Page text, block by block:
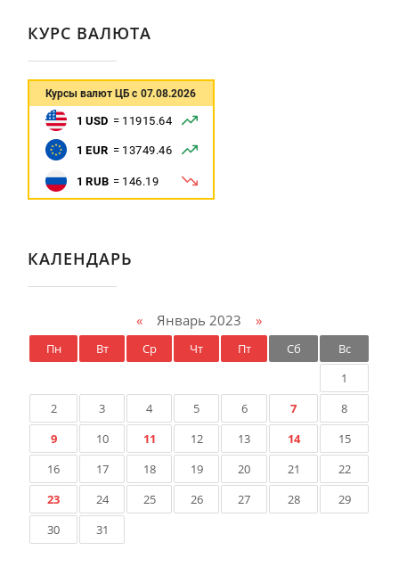
КУРС ВАЛЮТА
КАЛЕНДАРЬ
« Январь 2023»
Пн Вт Ср Чт Пт Сб
Вс
1
2
3 4 5 6 7
8
9
10 11 12 13 14
15
16
17 18 19 20 21
22
23
24 25 26 27 28
29
30
31